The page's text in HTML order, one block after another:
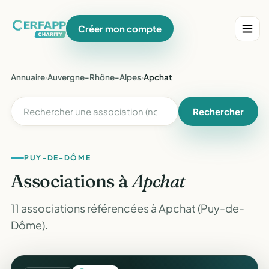
Créer mon compte
Annuaire›Auvergne-Rhône-Alpes›Apchat
Rechercher
PUY-DE-DÔME
Associations àApchat
11 associations référencées à Apchat (Puy-de-
Dôme).